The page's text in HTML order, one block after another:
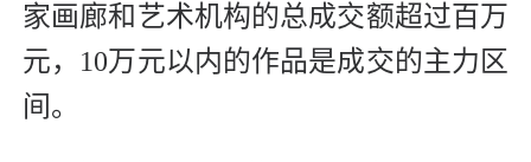
家画廊和艺术机构的总成交额超过百万
元，10万元以内的作品是成交的主力区
间。